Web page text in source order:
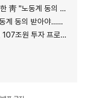
"노동계 동의 필요"
야…일방적 문제 아냐"
자 프로젝트 올해 착수"